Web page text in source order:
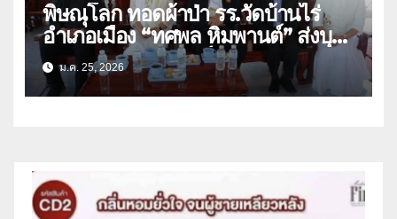
พิษณุโลก ทอดผ้าป่า รร.วัดบ้านไร่
อำเภอเมือง “ทศพล หิมพานต์” ส่งบุตร
สาว”ผักบุ้ง หิมพานต์” ร้องเพลงแหล่
ให้ผู้ร่วมบุญรับฟัง(คลิป)
ม.ค. 25, 2026